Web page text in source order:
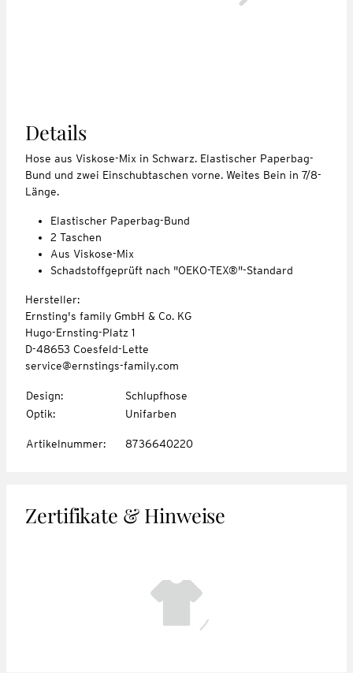
Details
Hose aus Viskose-Mix in Schwarz. Elastischer Paperbag-
Bund und zwei Einschubtaschen vorne. Weites Bein in 7/8-
Länge.
Elastischer Paperbag-Bund
2 Taschen
Aus Viskose-Mix
Schadstoffgeprüft nach "OEKO-TEX®"-Standard
Hersteller:
Ernsting's family GmbH & Co. KG
Hugo-Ernsting-Platz 1
D-48653 Coesfeld-Lette
service@ernstings-family.com
Design:
Schlupfhose
Optik: Unifarben
Artikelnummer: 8736640220
Zertifikate & Hinweise